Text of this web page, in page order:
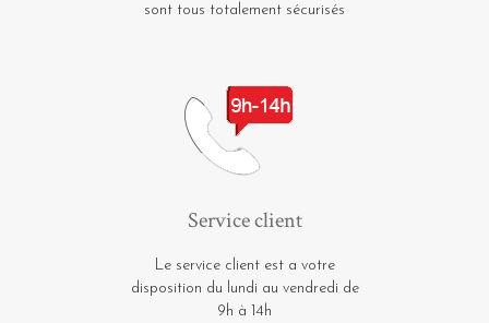
sont tous totalement sécurisés
Service client
Le service client est a votre
disposition du lundi au vendredi de
9h à 14h